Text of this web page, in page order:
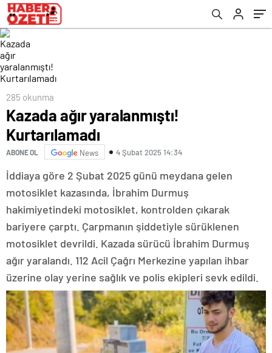
285 okunma
Kazada ağır yaralanmıştı!
Kurtarılamadı
ABONE OL News 4 Şubat 2025 14:34
İddiaya göre 2 Şubat 2025 günü meydana gelen
motosiklet kazasında, İbrahim Durmuş
hakimiyetindeki motosiklet, kontrolden çıkarak
bariyere çarptı. Çarpmanın şiddetiyle sürüklenen
motosiklet devrildi. Kazada sürücü İbrahim Durmuş
ağır yaralandı. 112 Acil Çağrı Merkezine yapılan ihbar
üzerine olay yerine sağlık ve polis ekipleri sevk edildi.